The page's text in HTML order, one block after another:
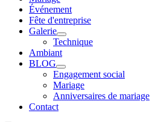
Événement
Fête d'entreprise
Galerie
Technique
Ambiant
BLOG
Engagement social
Mariage
Anniversaires de mariage
Contact